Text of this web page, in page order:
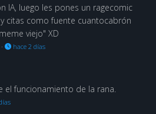
IA, luego les pones un ragecomic
citas como fuente cuantocabrón
viejo" XD
hace 2 días
el funcionamiento de la rana.